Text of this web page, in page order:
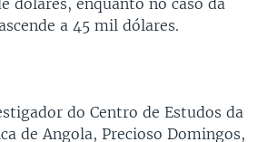
a 45 mil dólares.
do Centro de Estudos da
de Angola, Precioso Domingos,